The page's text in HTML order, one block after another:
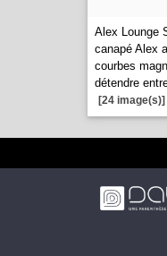
Alex Lounge
canapé Alex
courbes
détendre
[24 image(s)]